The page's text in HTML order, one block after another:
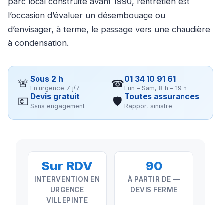
l’occasion d’évaluer un désembouage ou
d’envisager, à terme, le passage vers une chaudière
à condensation.
🚨 Sous 2 h
En urgence 7 j/7 ☎01 34 10 91 61
Lun – Sam, 8 h – 19 h
💶 Devis gratuit
Sans engagement 🛡 Toutes assurances
Rapport sinistre
Sur RDV
INTERVENTION EN
URGENCE
VILLEPINTE
90
À PARTIR DE —
DEVIS FERME